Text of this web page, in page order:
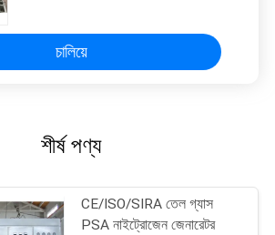
চালিয়ে
শীর্ষ পণ্য
CE/ISO/SIRA তেল গ্যাস
PSA নাইট্রোজেন জেনারেটর